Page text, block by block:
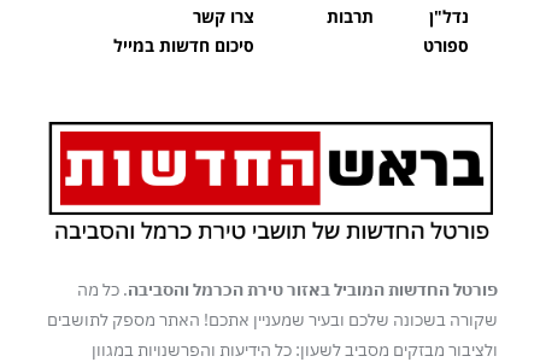
נדל"ן
ספורט
תרבות
צרו קשר
סיכום חדשות במייל
פורטל החדשות המוביל באזור טירת הכרמל והסביבה. כל מה
שקורה בשכונה שלכם ובעיר שמעניין אתכם! האתר מספק לתושבים
ולציבור מבזקים מסביב לשעון: כל הידיעות והפרשנויות במגוון